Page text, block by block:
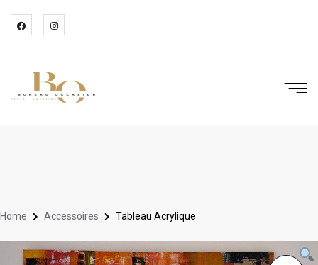
Home Accessoires Tableau Acrylique